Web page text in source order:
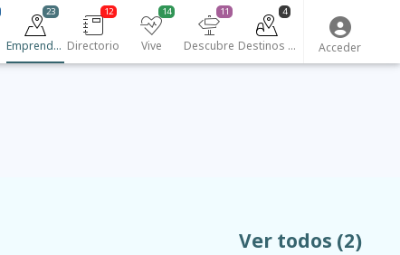
Emprendedores
23
Directorio
12
Vive
14
Descubre
11
Destinos turísticos
4
Acceder
Ver todos (2)